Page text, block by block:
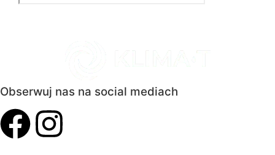
Obserwuj nas na social mediach